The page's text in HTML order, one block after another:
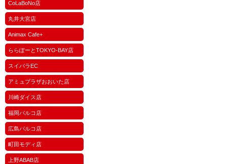
CoLaBoNo店
丸井大宮店
Animax Cafe+
ららぽーとTOKYO-BAY店
スイパラEC
アミュプラザおおいた店
川崎ダイス店
福岡パルコ店
広島パルコ店
町田モディ店
上野ABAB店